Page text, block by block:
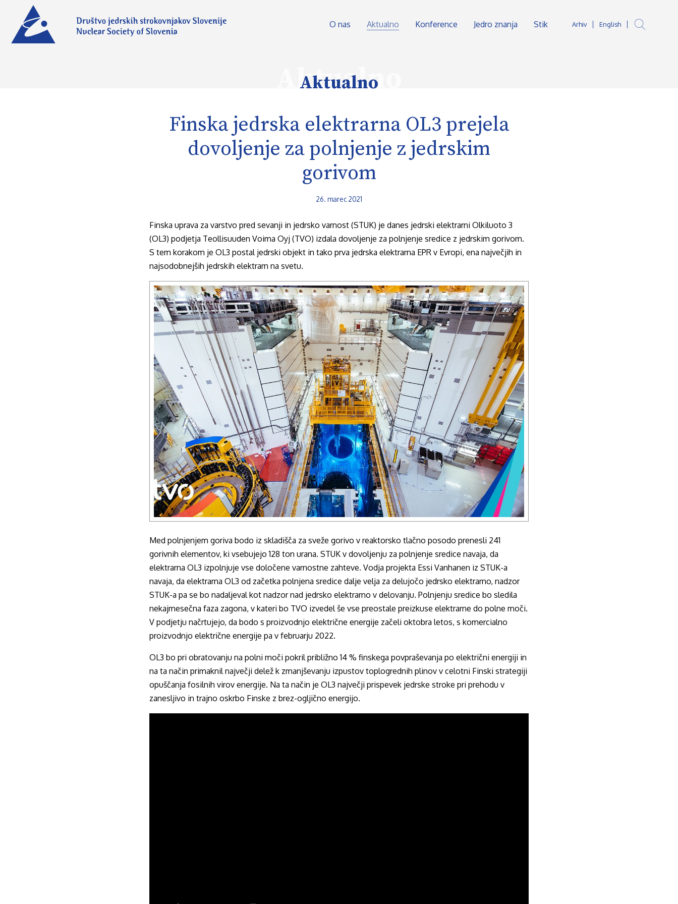
Arhiv English
O nas Aktualno Konference Jedro znanja Stik
Aktualno
Aktualno
Finska jedrska elektrarna OL3 prejela
dovoljenje za polnjenje z jedrskim
gorivom
26. marec 2021
Finska uprava za varstvo pred sevanji in jedrsko varnost (STUK) je danes jedrski elektrarni Olkiluoto 3
(OL3) podjetja Teollisuuden Voima Oyj (TVO) izdala dovoljenje za polnjenje sredice z jedrskim gorivom.
S tem korakom je OL3 postal jedrski objekt in tako prva jedrska elektrarna EPR v Evropi, ena največjih in
najsodobnejših jedrskih elektrarn na svetu.
Med polnjenjem goriva bodo iz skladišča za sveže gorivo v reaktorsko tlačno posodo prenesli 241
gorivnih elementov, ki vsebujejo 128 ton urana. STUK v dovoljenju za polnjenje sredice navaja, da
elektrarna OL3 izpolnjuje vse določene varnostne zahteve. Vodja projekta Essi Vanhanen iz STUK-a
navaja, da elektrarna OL3 od začetka polnjena sredice dalje velja za delujočo jedrsko elektrarno, nadzor
STUK-a pa se bo nadaljeval kot nadzor nad jedrsko elektrarno v delovanju. Polnjenju sredice bo sledila
nekajmesečna faza zagona, v kateri bo TVO izvedel še vse preostale preizkuse elektrarne do polne moči.
V podjetju načrtujejo, da bodo s proizvodnjo električne energije začeli oktobra letos, s komercialno
proizvodnjo električne energije pa v februarju 2022.
OL3 bo pri obratovanju na polni moči pokril približno 14 % finskega povpraševanja po električni energiji in
na ta način primaknil največji delež k zmanjševanju izpustov toplogrednih plinov v celotni Finski strategiji
opuščanja fosilnih virov energije. Na ta način je OL3 največji prispevek jedrske stroke pri prehodu v
zanesljivo in trajno oskrbo Finske z brez-ogljično energijo.